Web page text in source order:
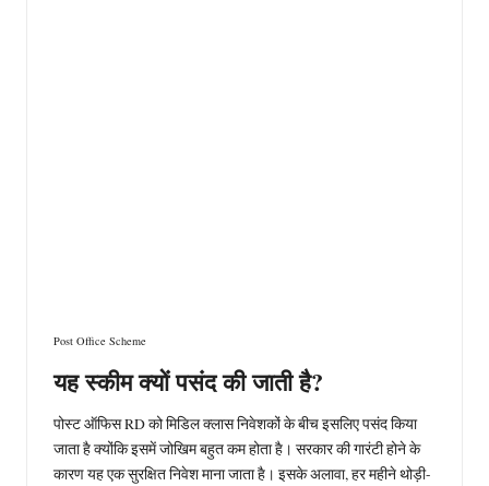
Post Office Scheme
यह स्कीम क्यों पसंद की जाती है?
पोस्ट ऑफिस RD को मिडिल क्लास निवेशकों के बीच इसलिए पसंद किया
जाता है क्योंकि इसमें जोखिम बहुत कम होता है। सरकार की गारंटी होने के
कारण यह एक सुरक्षित निवेश माना जाता है। इसके अलावा, हर महीने थोड़ी-